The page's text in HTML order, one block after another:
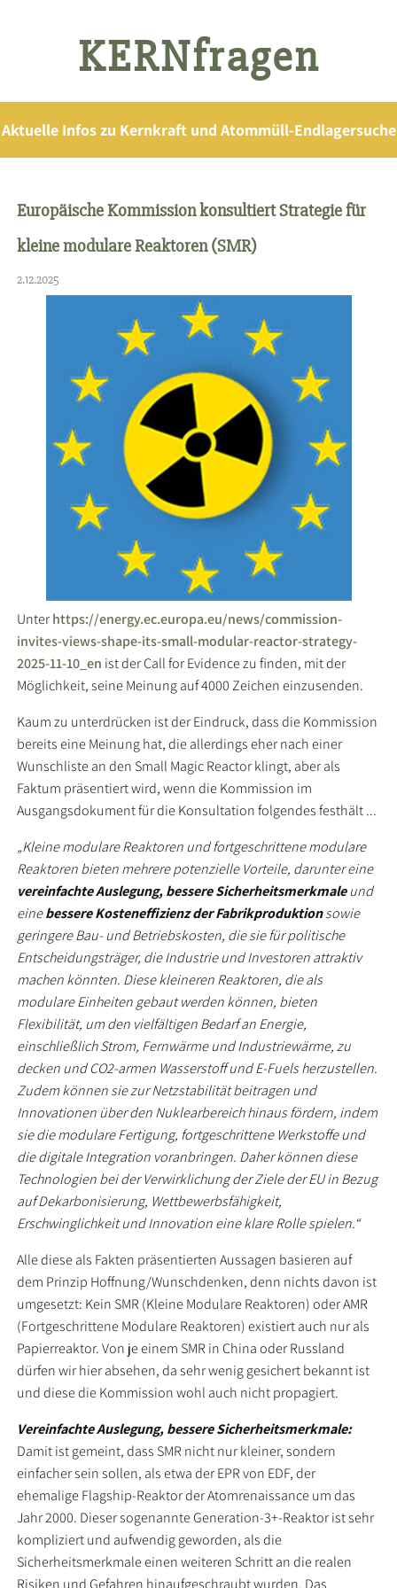
KERNfragen
Aktuelle Infos zu Kernkraft und Atommüll-Endlagersuche
Europäische Kommission konsultiert Strategie für
kleine modulare Reaktoren (SMR)
2.12.2025
Unterhttps://energy.ec.europa.eu/news/commission-
invites-views-shape-its-small-modular-reactor-strategy-
2025-11-10_en ist der Call for Evidence zu finden, mit der
Möglichkeit, seine Meinung auf 4000 Zeichen einzusenden.
Kaum zu unterdrücken ist der Eindruck, dass die Kommission
bereits eine Meinung hat, die allerdings eher nach einer
Wunschliste an den Small Magic Reactor klingt, aber als
Faktum präsentiert wird, wenn die Kommission im
Ausgangsdokument für die Konsultation folgendes festhält ...
„Kleine modulare Reaktoren und fortgeschrittene modulare
Reaktoren bieten mehrere potenzielle Vorteile, darunter eine
vereinfachte Auslegung, bessere Sicherheitsmerkmaleund
einebessere Kosteneffizienz der Fabrikproduktionsowie
geringere Bau- und Betriebskosten, die sie für politische
Entscheidungsträger, die Industrie und Investoren attraktiv
machen könnten. Diese kleineren Reaktoren, die als
modulare Einheiten gebaut werden können, bieten
Flexibilität, um den vielfältigen Bedarf an Energie,
einschließlich Strom, Fernwärme und Industriewärme, zu
decken und CO2-armen Wasserstoff und E-Fuels herzustellen.
Zudem können sie zur Netzstabilität beitragen und
Innovationen über den Nuklearbereich hinaus fördern, indem
sie die modulare Fertigung, fortgeschrittene Werkstoffe und
die digitale Integration voranbringen. Daher können diese
Technologien bei der Verwirklichung der Ziele der EU in Bezug
auf Dekarbonisierung, Wettbewerbsfähigkeit,
Erschwinglichkeit und Innovation eine klare Rolle spielen.“
Alle diese als Fakten präsentierten Aussagen basieren auf
dem Prinzip Hoffnung/Wunschdenken, denn nichts davon ist
umgesetzt: Kein SMR (Kleine Modulare Reaktoren) oder AMR
(Fortgeschrittene Modulare Reaktoren) existiert auch nur als
Papierreaktor. Von je einem SMR in China oder Russland
dürfen wir hier absehen, da sehr wenig gesichert bekannt ist
und diese die Kommission wohl auch nicht propagiert.
Vereinfachte Auslegung, bessere Sicherheitsmerkmale:
Damit ist gemeint, dass SMR nicht nur kleiner, sondern
einfacher sein sollen, als etwa der EPR von EDF, der
ehemalige Flagship-Reaktor der Atomrenaissance um das
Jahr 2000. Dieser sogenannte Generation-3+-Reaktor ist sehr
kompliziert und aufwendig geworden, als die
Sicherheitsmerkmale einen weiteren Schritt an die realen
Risiken und Gefahren hinaufgeschraubt wurden. Das